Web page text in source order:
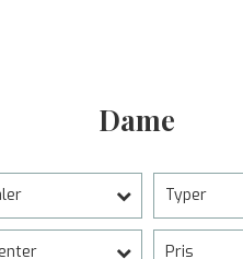
Dame
Typer
Pris